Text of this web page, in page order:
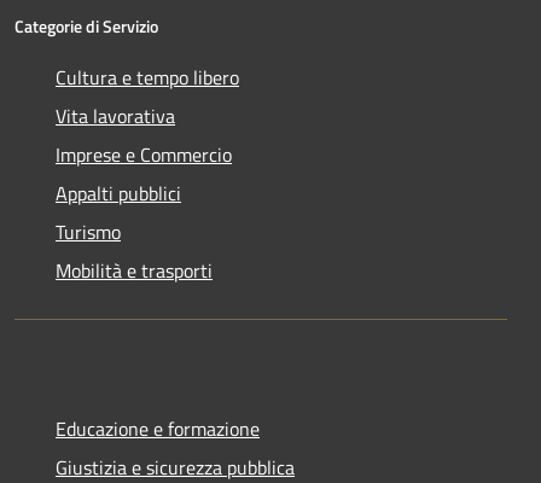
Categorie di Servizio
Cultura e tempo libero
Vita lavorativa
Imprese e Commercio
Appalti pubblici
Turismo
Mobilità e trasporti
Educazione e formazione
Giustizia e sicurezza pubblica